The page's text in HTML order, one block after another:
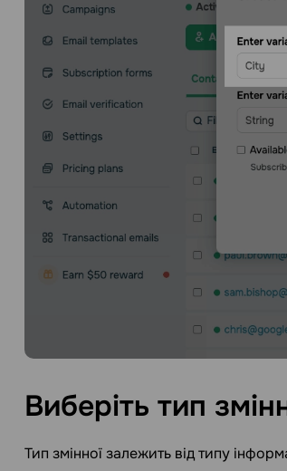
Виберіть тип
Тип змінної залежить від типу